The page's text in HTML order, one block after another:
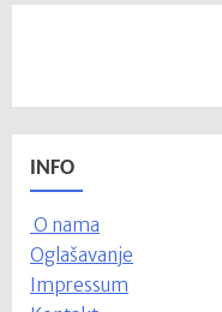
INFO
O nama
Oglašavanje
Impressum